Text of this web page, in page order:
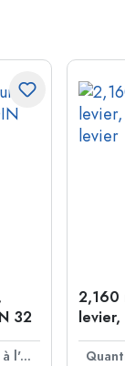
32
Prix à l'unité
2,160
levier